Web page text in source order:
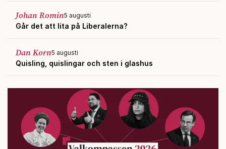
Johan Romin5 augusti
Går det att lita på Liberalerna?
Dan Korn5 augusti
Quisling, quislingar och sten i glashus